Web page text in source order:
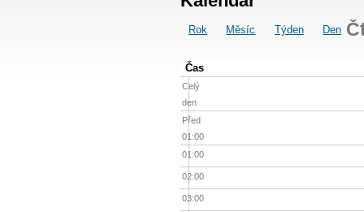
Rok Měsíc Týden Den
Čas
Celý
den
Před
01:00
01:00
02:00
03:00